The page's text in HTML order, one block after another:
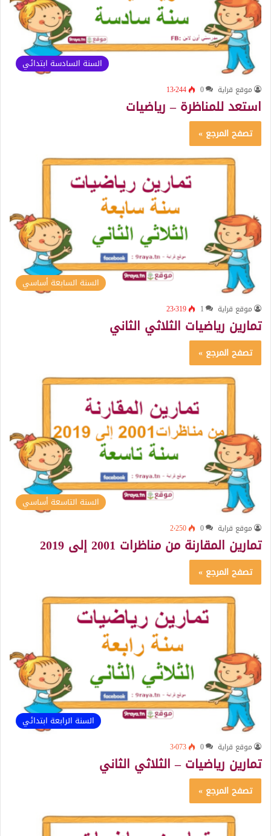
السنة السادسة ابتدائي
موقع قراية 0 13٬244
استعد للمناظرة – رياضيات
تصفح المرجع »
السنة السابعة أساسي
موقع قراية 1 23٬319
تمارين رياضيات الثلاثي الثاني
تصفح المرجع »
السنة التاسعة أساسي
موقع قراية 0 2٬250
تمارين المقارنة من مناظرات 2001 إلى 2019
تصفح المرجع »
السنة الرابعة ابتدائي
موقع قراية 0 3٬073
تمارين رياضيات – الثلاثي الثاني
تصفح المرجع »